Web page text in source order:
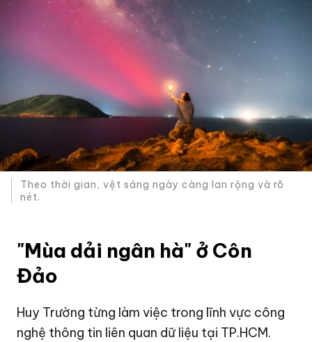
Theo thời gian, vệt sáng ngày càng lan rộng và rõ
nét.
"Mùa dải ngân hà" ở Côn
Đảo
Huy Trường từng làm việc trong lĩnh vực công
nghệ thông tin liên quan dữ liệu tại TP.HCM.